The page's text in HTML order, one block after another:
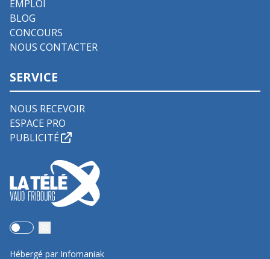
EMPLOI
BLOG
CONCOURS
NOUS CONTACTER
SERVICE
NOUS RECEVOIR
ESPACE PRO
PUBLICITÉ
Use setting
Hébergé par Infomaniak